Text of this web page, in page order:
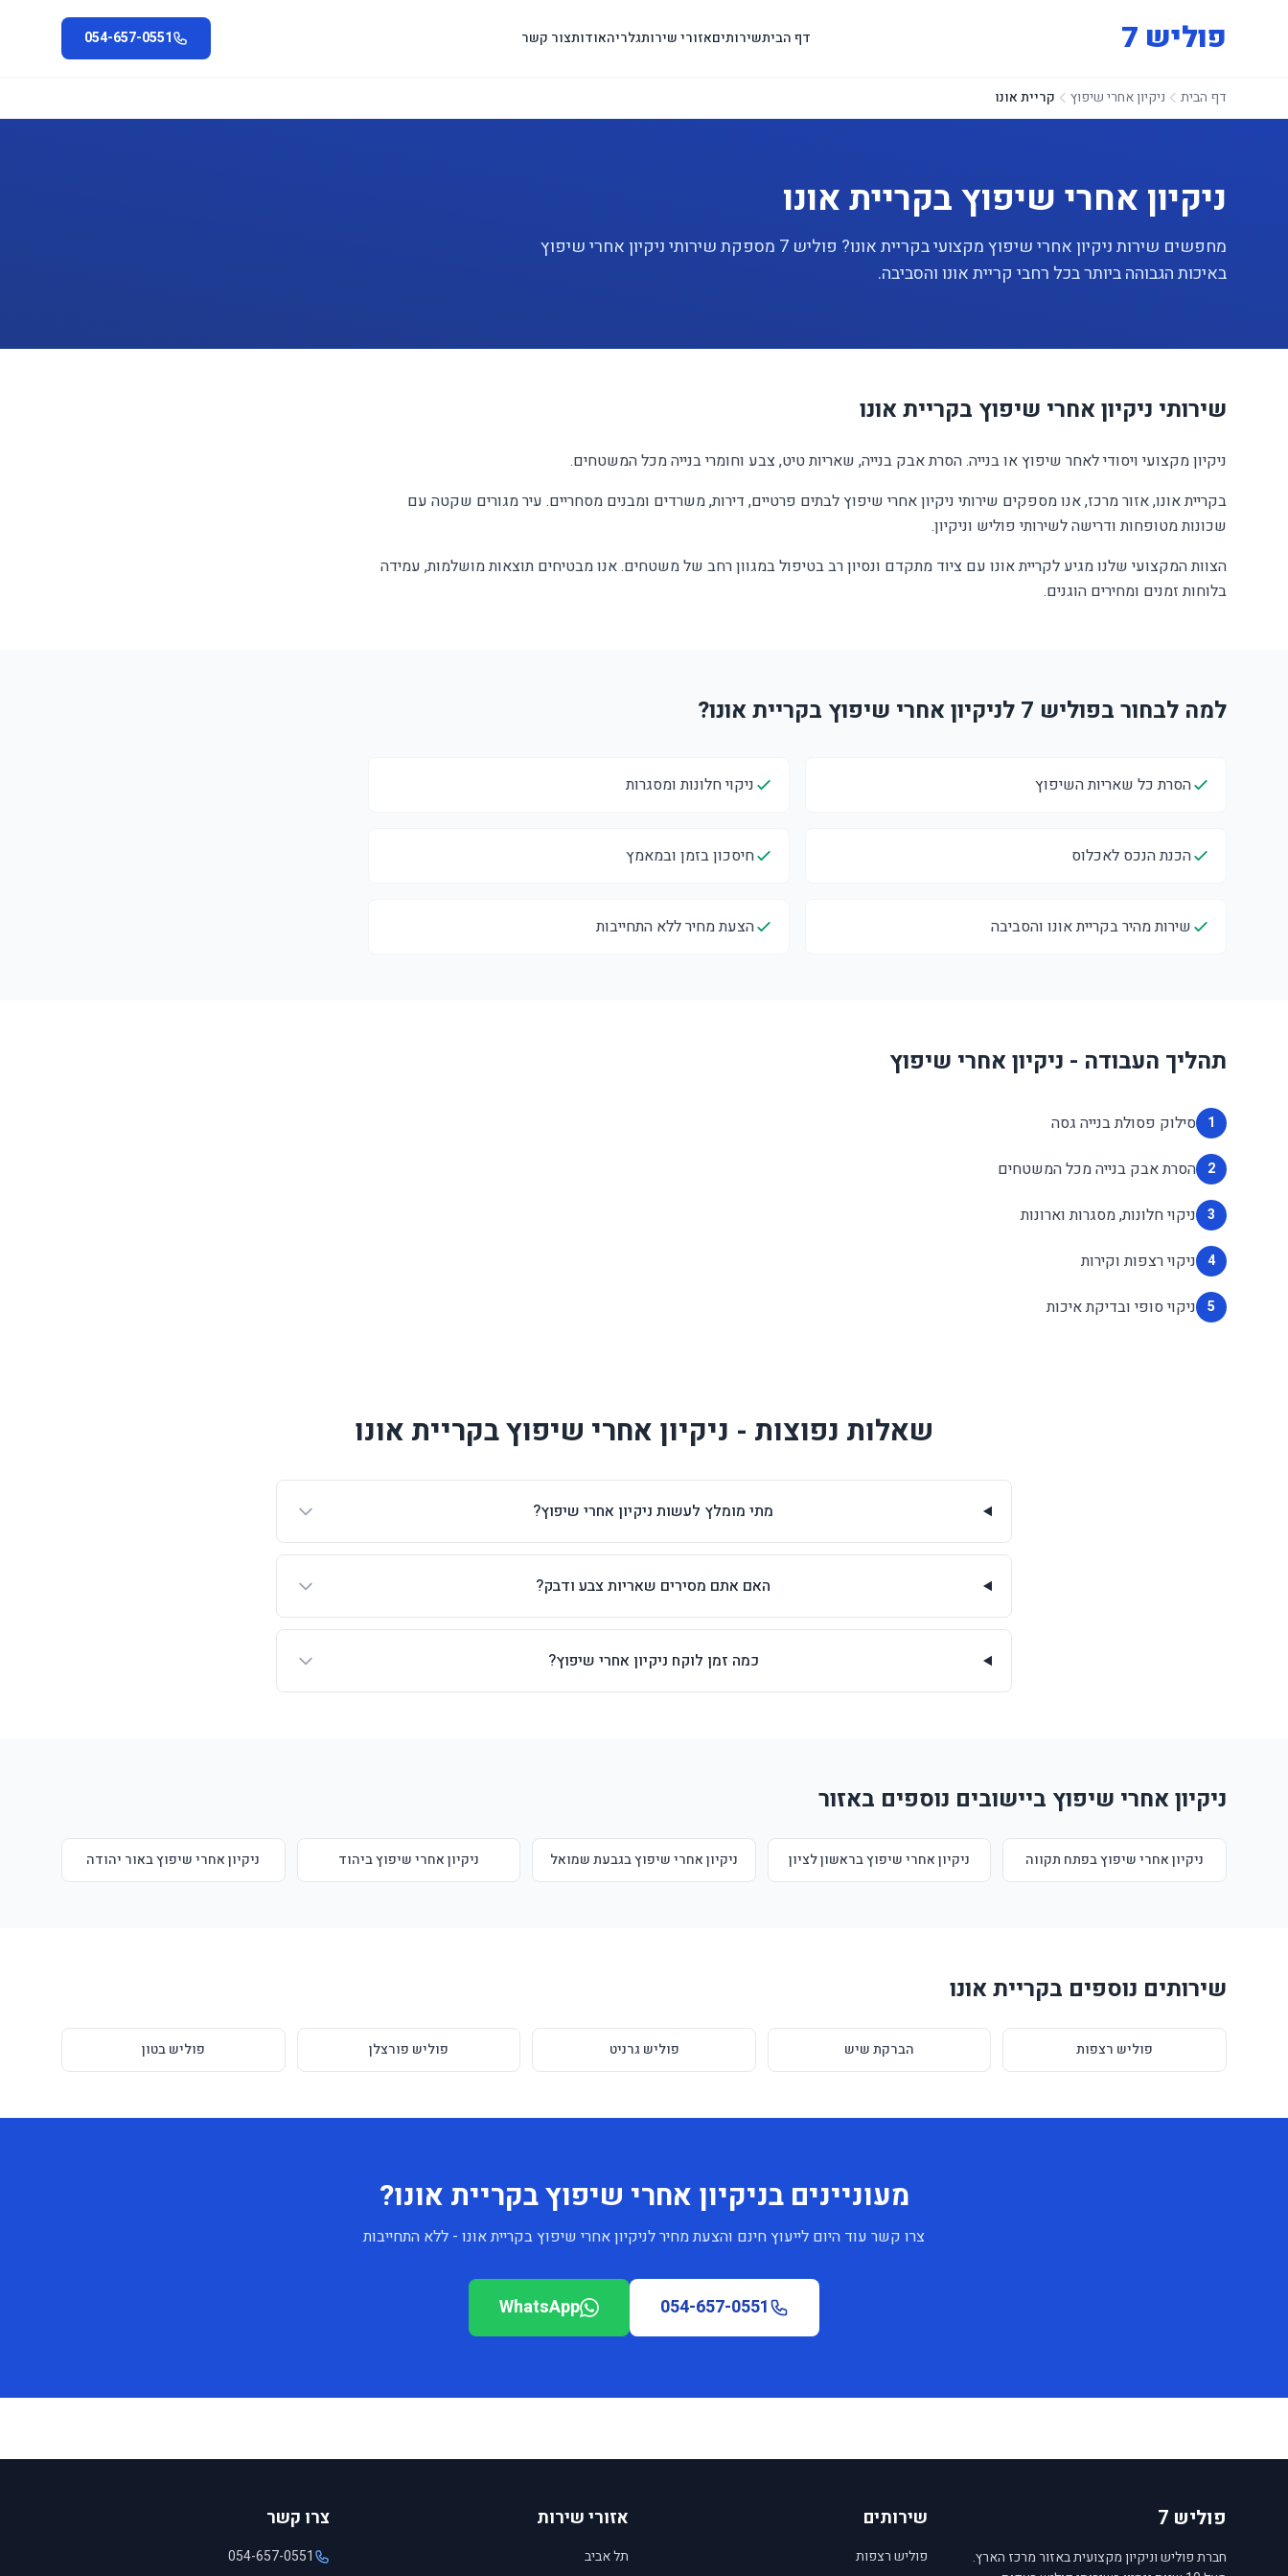
פוליש 7 דף הביתשירותיםאזורי שירותגלריהאודותצור קשר 054-657-0551
דף הבית ניקיון אחרי שיפוץ קריית אונו
ניקיון אחרי שיפוץ בקריית אונו
מחפשים שירות ניקיון אחרי שיפוץ מקצועי בקריית אונו? פוליש 7 מספקת שירותי ניקיון אחרי שיפוץ
באיכות הגבוהה ביותר בכל רחבי קריית אונו והסביבה.
שירותי ניקיון אחרי שיפוץ בקריית אונו
ניקיון מקצועי ויסודי לאחר שיפוץ או בנייה. הסרת אבק בנייה, שאריות טיט, צבע וחומרי בנייה מכל המשטחים.
בקריית אונו, אזור מרכז, אנו מספקים שירותי ניקיון אחרי שיפוץ לבתים פרטיים, דירות, משרדים ומבנים מסחריים. עיר מגורים שקטה עם
שכונות מטופחות ודרישה לשירותי פוליש וניקיון.
הצוות המקצועי שלנו מגיע לקריית אונו עם ציוד מתקדם ונסיון רב בטיפול במגוון רחב של משטחים. אנו מבטיחים תוצאות מושלמות, עמידה
בלוחות זמנים ומחירים הוגנים.
למה לבחור בפוליש 7 לניקיון אחרי שיפוץ בקריית אונו?
הסרת כל שאריות השיפוץ ניקוי חלונות ומסגרות
הכנת הנכס לאכלוס חיסכון בזמן ובמאמץ
שירות מהיר בקריית אונו והסביבה הצעת מחיר ללא התחייבות
תהליך העבודה - ניקיון אחרי שיפוץ
1 סילוק פסולת בנייה גסה
2 הסרת אבק בנייה מכל המשטחים
3 ניקוי חלונות, מסגרות וארונות
4 ניקוי רצפות וקירות
5 ניקוי סופי ובדיקת איכות
שאלות נפוצות - ניקיון אחרי שיפוץ בקריית אונו
מתי מומלץ לעשות ניקיון אחרי שיפוץ?
האם אתם מסירים שאריות צבע ודבק?
כמה זמן לוקח ניקיון אחרי שיפוץ?
ניקיון אחרי שיפוץ ביישובים נוספים באזור
ניקיון אחרי שיפוץ בפתח תקווה ניקיון אחרי שיפוץ בראשון לציון ניקיון אחרי שיפוץ בגבעת שמואל ניקיון אחרי שיפוץ ביהוד ניקיון אחרי שיפוץ באור יהודה
שירותים נוספים בקריית אונו
פוליש רצפות הברקת שיש פוליש גרניט פוליש פורצלן פוליש בטון
מעוניינים בניקיון אחרי שיפוץ בקריית אונו?
צרו קשר עוד היום לייעוץ חינם והצעת מחיר לניקיון אחרי שיפוץ בקריית אונו - ללא התחייבות
054-657-0551
WhatsApp
פוליש 7
חברת פוליש וניקיון מקצועית באזור מרכז הארץ.
שירותים
פוליש רצפות
אזורי שירות
תל אביב
צרו קשר
054-657-0551